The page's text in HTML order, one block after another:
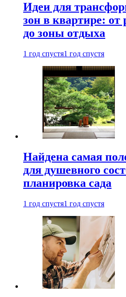
Идеи для
зон в квартире: от
до зоны отдыха
1 год спустя1 год спустя
Найдена самая
для душевного
планировка сада
1 год спустя1 год спустя